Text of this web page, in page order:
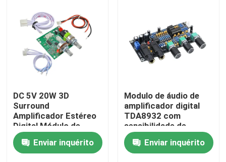
Produtos
Sobre Nós
DC 5V 20W 3D
Surround
Amplificador Estéreo
Digital Módulo de
Áudio Placa
Amplificadora Classe
Enviar inquérito
Modulo de áudio de
amplificador digital
TDA8932 com
sensibilidade de
entrada de 600 mV,
SNR de 90 dB e
potência de saída de 3
Enviar inquérito